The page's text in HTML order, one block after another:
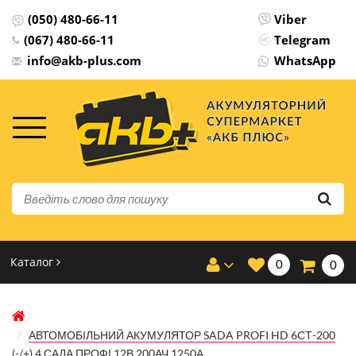
(050) 480-66-11
(067) 480-66-11
info@akb-plus.com
Viber
Telegram
WhatsApp
0 0
Каталог
АВТОМОБІЛЬНИЙ АКУМУЛЯТОР SADA PROFI HD 6СТ-200
(-/+) 4 САДА ПРОФІ 12В 200АЧ 1250А